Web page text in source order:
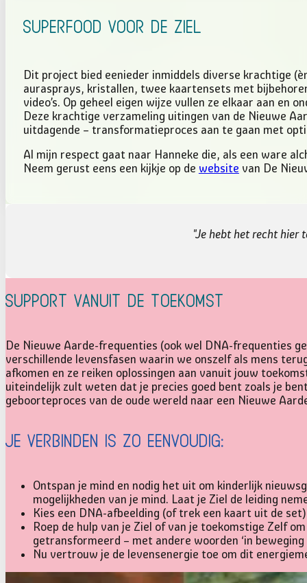
Superfood voor de Ziel
Dit project bied eenieder inmiddels diverse krachtige
aurasprays, kristallen, twee kaartensets met
video’s. Op geheel eigen wijze vullen ze elkaar aan en
Deze krachtige verzameling uitingen van de Nieuwe
uitdagende – transformatieproces aan te gaan met
Al mijn respect gaat naar Hanneke die, als een ware
Neem gerust eens een kijkje op de website van De
"Je hebt het recht hier
Support vanuit de toekomst
De Nieuwe Aarde-frequenties (ook wel DNA-frequenties
verschillende levensfasen waarin we onszelf als mens
afkomen en ze reiken oplossingen aan vanuit jouw
uiteindelijk zult weten dat je precies goed bent zoals je
geboorteproces van de oude wereld naar een Nieuwe
Je verbinden is zo eenvoudig:
Ontspan je mind en nodig het uit om kinderlijk
mogelijkheden van je mind. Laat je Ziel de leiding
Kies een DNA-afbeelding (of trek een kaart uit de
Roep de hulp van je Ziel of van je toekomstige Zelf
getransformeerd – met andere woorden ‘in beweging
Nu vertrouw je de levensenergie toe om dit